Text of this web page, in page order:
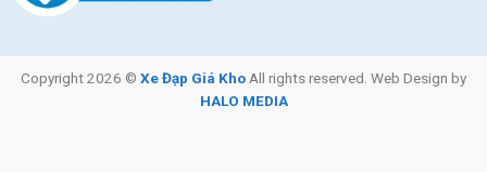
Copyright 2026 © Xe Đạp Giá Kho All rights reserved. Web Design by
HALO MEDIA